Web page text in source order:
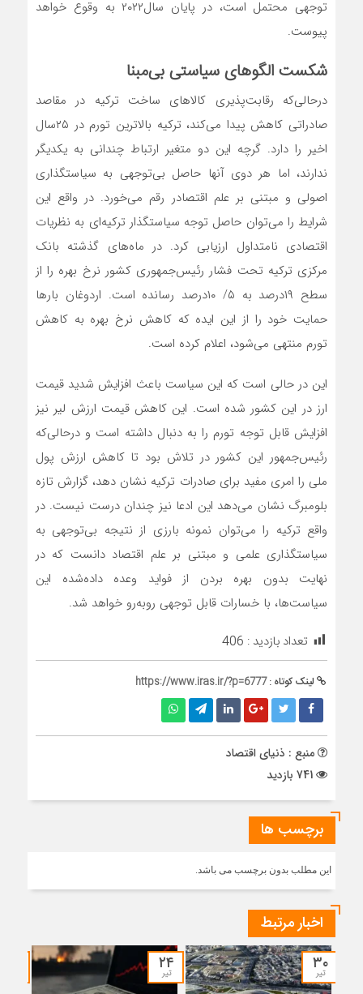
توجهی محتمل است، در پایان سال۲۰۲۲ به وقوع خواهد
پیوست.
شکست الگوهای سیاستی بی‌‌مبنا
درحالی‌که رقابت‌پذیری کالاهای ساخت ترکیه در مقاصد
صادراتی کاهش پیدا می‌‌کند، ترکیه بالاترین تورم در ۲۵سال
اخیر را دارد. گرچه این دو متغیر ارتباط چندانی به یکدیگر
ندارند، اما هر دوی آنها حاصل بی‌‌توجهی به سیاستگذاری
اصولی و مبتنی بر علم اقتصادر رقم می‌‌خورد. در واقع این
شرایط را می‌‌توان حاصل توجه سیاستگذار ترکیه‌‌ای به نظریات
اقتصادی نامتداول ارزیابی کرد. در ماه‌های گذشته بانک
مرکزی ترکیه تحت فشار رئیس‌جمهوری کشور نرخ بهره را از
سطح ۱۹درصد به ۵/ ۱۰درصد رسانده است. اردوغان بارها
حمایت خود را از این ایده که کاهش نرخ بهره به کاهش
تورم منتهی می‌‌شود، اعلام کرده است.
این در حالی است که این سیاست باعث افزایش شدید قیمت
ارز در این کشور شده است. این کاهش قیمت ارزش لیر نیز
افزایش قابل توجه تورم را به دنبال داشته است و درحالی‌که
رئیس‌جمهور این کشور در تلاش بود تا کاهش ارزش پول
ملی را امری مفید برای صادرات ترکیه نشان دهد، گزارش تازه
بلومبرگ نشان می‌‌دهد این ادعا نیز چندان درست نیست. در
واقع ترکیه را می‌‌توان نمونه بارزی از نتیجه بی‌توجهی به
سیاستگذاری علمی و مبتنی بر علم اقتصاد دانست که در
نهایت بدون بهره بردن از فواید وعده داده‌شده این
سیاست‌ها، با خسارات قابل توجهی روبه‌رو خواهد شد.
تعداد بازدید : 406
لینک کوتاه :https://www.iras.ir/?p=6777
منبع : ذنیای اقتصاد
برچسب ها
این مطلب بدون برچسب می باشد.
اخبار مرتبط
۳۰
تیر ۲۴
تیر